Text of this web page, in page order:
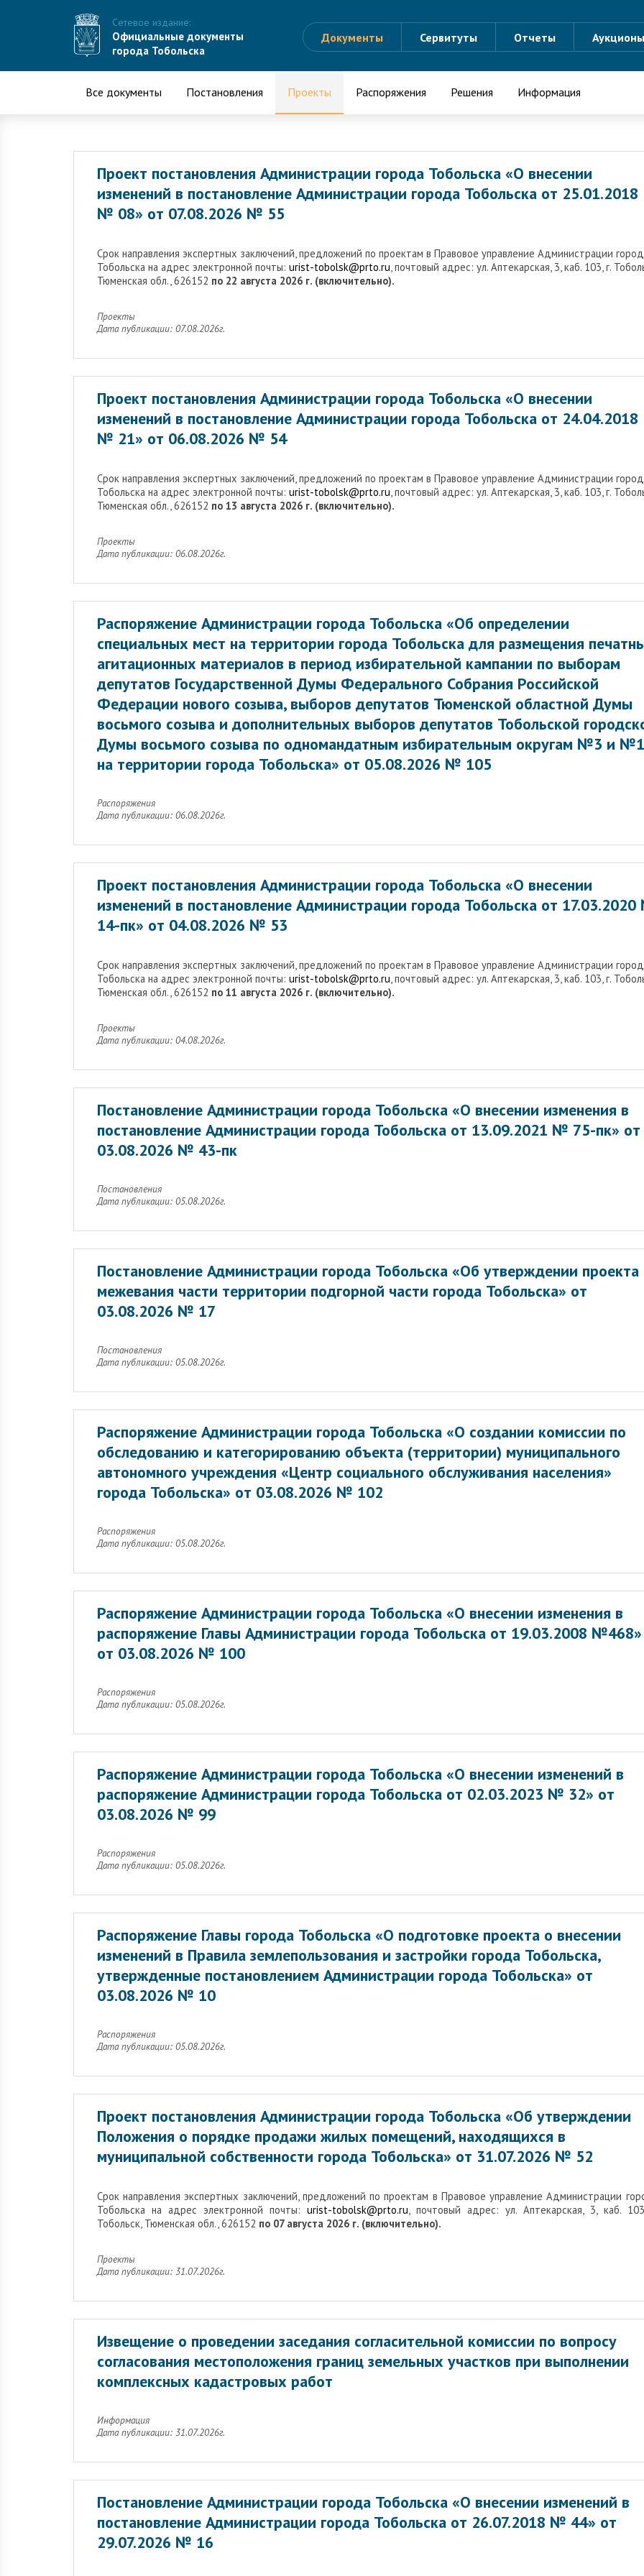
Сетевое издание:
Официальные документы
города Тобольска
Документы Сервитуты Отчеты Аукционы
Все документы Постановления Проекты Распоряжения Решения Информация
Проект постановления Администрации города Тобольска «О внесении
изменений в постановление Администрации города Тобольска от 25.01.2018
№ 08» от 07.08.2026 № 55
Cрок направления экспертных заключений, предложений по проектам в Правовое управление Администрации
Тобольска на адрес электронной почты: urist-tobolsk@prto.ru, почтовый адрес: ул. Аптекарская, 3, каб. 103, г.
Тюменская обл., 626152 по 22 августа 2026 г. (включительно).
Проекты
Дата публикации: 07.08.2026г.
Проект постановления Администрации города Тобольска «О внесении
изменений в постановление Администрации города Тобольска от 24.04.2018
№ 21» от 06.08.2026 № 54
Cрок направления экспертных заключений, предложений по проектам в Правовое управление Администрации
Тобольска на адрес электронной почты: urist-tobolsk@prto.ru, почтовый адрес: ул. Аптекарская, 3, каб. 103, г.
Тюменская обл., 626152 по 13 августа 2026 г. (включительно).
Проекты
Дата публикации: 06.08.2026г.
Распоряжение Администрации города Тобольска «Об определении
специальных мест на территории города Тобольска для размещения
агитационных материалов в период избирательной кампании по выборам
депутатов Государственной Думы Федерального Собрания Российской
Федерации нового созыва, выборов депутатов Тюменской областной Думы
восьмого созыва и дополнительных выборов депутатов Тобольской
Думы восьмого созыва по одномандатным избирательным округам №3 и
на территории города Тобольска» от 05.08.2026 № 105
Распоряжения
Дата публикации: 06.08.2026г.
Проект постановления Администрации города Тобольска «О внесении
изменений в постановление Администрации города Тобольска от
14-пк» от 04.08.2026 № 53
Cрок направления экспертных заключений, предложений по проектам в Правовое управление Администрации
Тобольска на адрес электронной почты: urist-tobolsk@prto.ru, почтовый адрес: ул. Аптекарская, 3, каб. 103, г.
Тюменская обл., 626152 по 11 августа 2026 г. (включительно).
Проекты
Дата публикации: 04.08.2026г.
Постановление Администрации города Тобольска «О внесении изменения в
постановление Администрации города Тобольска от 13.09.2021 № 75-пк» от
03.08.2026 № 43-пк
Постановления
Дата публикации: 05.08.2026г.
Постановление Администрации города Тобольска «Об утверждении проекта
межевания части территории подгорной части города Тобольска» от
03.08.2026 № 17
Постановления
Дата публикации: 05.08.2026г.
Распоряжение Администрации города Тобольска «О создании комиссии по
обследованию и категорированию объекта (территории) муниципального
автономного учреждения «Центр социального обслуживания населения»
города Тобольска» от 03.08.2026 № 102
Распоряжения
Дата публикации: 05.08.2026г.
Распоряжение Администрации города Тобольска «О внесении изменения в
распоряжение Главы Администрации города Тобольска от 19.03.2008 №468»
от 03.08.2026 № 100
Распоряжения
Дата публикации: 05.08.2026г.
Распоряжение Администрации города Тобольска «О внесении изменений в
распоряжение Администрации города Тобольска от 02.03.2023 № 32» от
03.08.2026 № 99
Распоряжения
Дата публикации: 05.08.2026г.
Распоряжение Главы города Тобольска «О подготовке проекта о внесении
изменений в Правила землепользования и застройки города Тобольска,
утвержденные постановлением Администрации города Тобольска» от
03.08.2026 № 10
Распоряжения
Дата публикации: 05.08.2026г.
Проект постановления Администрации города Тобольска «Об утверждении
Положения о порядке продажи жилых помещений, находящихся в
муниципальной собственности города Тобольска» от 31.07.2026 № 52
Cрок направления экспертных заключений, предложений по проектам в Правовое управление Администрации
Тобольска на адрес электронной почты:urist-tobolsk@prto.ru, почтовый адрес: ул. Аптекарская, 3, каб.
Тобольск, Тюменская обл., 626152 по 07 августа 2026 г. (включительно).
Проекты
Дата публикации: 31.07.2026г.
Извещение о проведении заседания согласительной комиссии по вопросу
согласования местоположения границ земельных участков при выполнении
комплексных кадастровых работ
Информация
Дата публикации: 31.07.2026г.
Постановление Администрации города Тобольска «О внесении изменений в
постановление Администрации города Тобольска от 26.07.2018 № 44» от
29.07.2026 № 16